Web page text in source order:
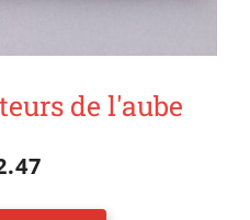
de l'aube